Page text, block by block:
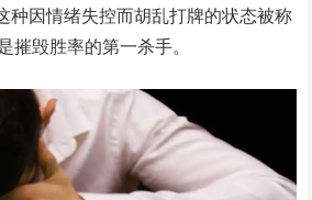
种因情绪失控而胡乱打牌的状态被称
摧毁胜率的第一杀手。